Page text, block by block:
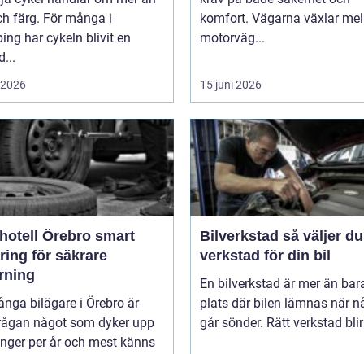
färg. För många i
har cykeln blivit en
komfort. Vägarna växlar
motorväg...
15 juni 2026
Örebro smart
för säkrare
bilägare i Örebro är
något som dyker upp
per år och mest känns
Bilverkstad så väljer du rätt
verkstad för din bil
En bilverkstad är mer än
plats där bilen lämnas när
går sönder. Rätt verkstad